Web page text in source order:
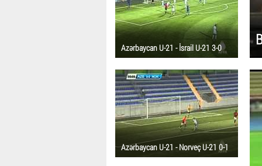
Azərbaycan U-21 - İsrail U-21 3-0
Azərbaycan U-21 - Norveç U-21 0-1